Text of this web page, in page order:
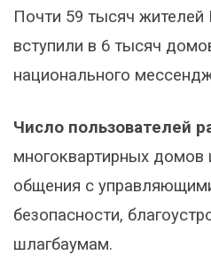
Почти 59 тысяч жителей
вступили в 6 тысяч
национального
Число пользователей
многоквартирных домов
общения с
безопасности,
шлагбаумам.